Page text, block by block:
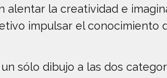
alentar la creatividad e
impulsar el conocimiento
sólo dibujo a las dos